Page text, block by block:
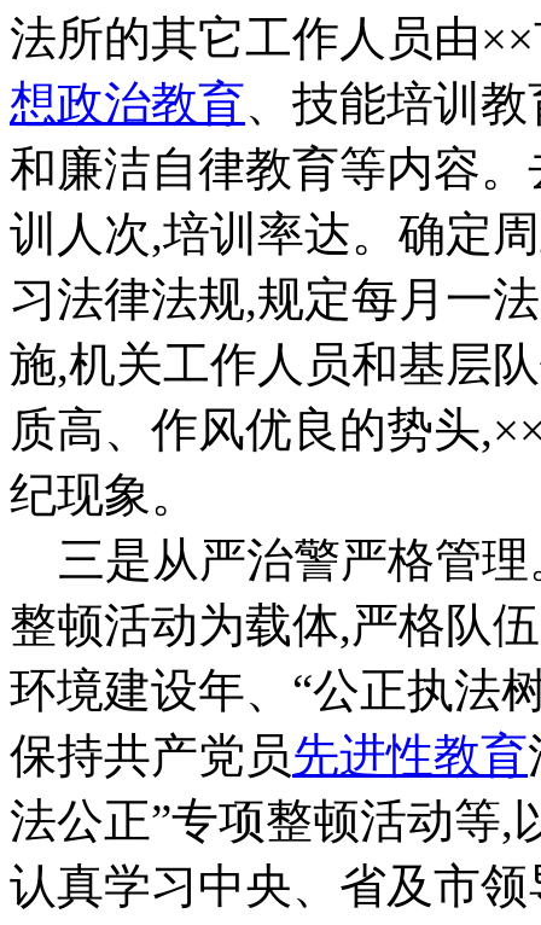
法所的其它工作人员由
想政治教育、技能培训
和廉洁自律教育等内容
训人次,培训率达。确定
习法律法规,规定每月一
施,机关工作人员和基层
质高、作风优良的势头
纪现象。
三是从严治警严格管理
整顿活动为载体,严格队
环境建设年、“公正执法
保持共产党员先进性教育
法公正”专项整顿活动等,
认真学习中央、省及市